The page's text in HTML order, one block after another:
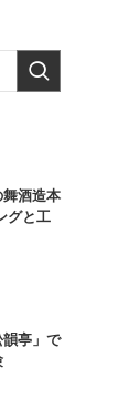
舞酒造本
グと工
亭」で